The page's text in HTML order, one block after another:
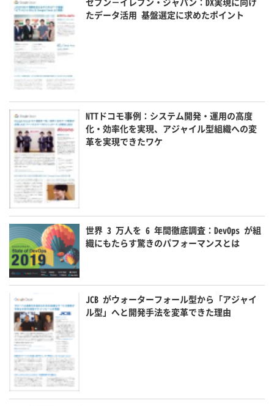
たデータ活用 基盤選定に求めたポイント
NTTドコモ事例：システム開発・運用の高度
化・効率化を実現、アジャイル型組織への変
革を実現できたワケ
世界 3 万人を 6 年間徹底調査：DevOps が組
織にもたらす驚きのパフォーマンスとは
JCB がウォーターフォール型から「アジャイ
ル型」へと開発手法を変革できた理由